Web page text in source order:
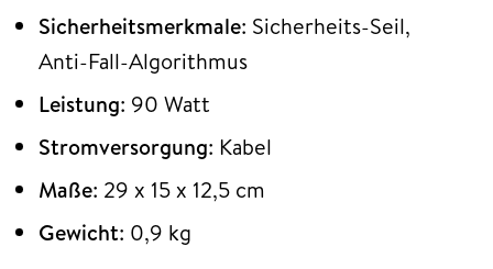
Sicherheitsmerkmale: Sicherheits-Seil,
Anti-Fall-Algorithmus
Leistung: 90 Watt
Stromversorgung: Kabel
Maße: 29 x 15 x 12,5 cm
Gewicht: 0,9 kg